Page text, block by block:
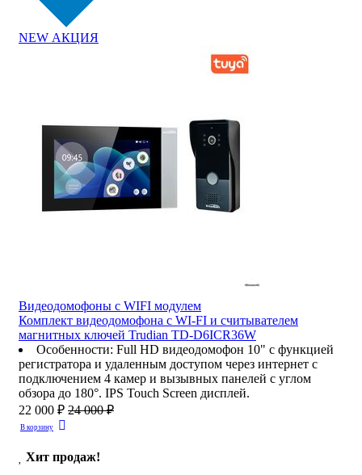
NEW АКЦИЯ
Видеодомофоны c WIFI модулем
Комплект видеодомофона с WI-FI и считывателем
магнитных ключей Trudian TD-D6ICR36W
Особенности: Full HD видеодомофон 10" с функцией
регистратора и удаленным доступом через интернет с
подключением 4 камер и вызывных панелей с углом
обзора до 180°. IPS Touch Screen дисплей.
22 000 ₽ 24 000 ₽
В корзину
Хит продаж!